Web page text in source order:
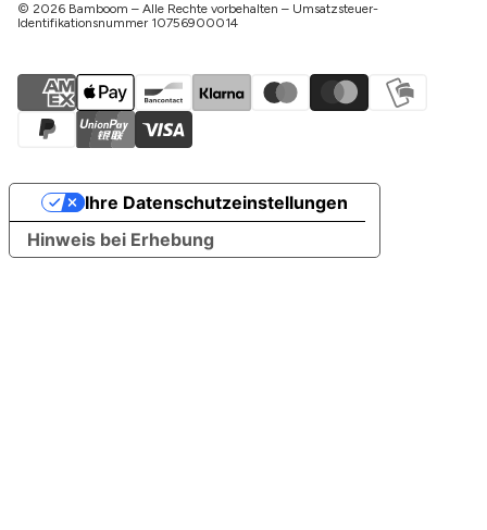
© 2026 Bamboom – Alle Rechte vorbehalten – Umsatzsteuer-
Identifikationsnummer 10756900014
Hinweis bei Erhebung
Ihre Datenschutzeinstellungen